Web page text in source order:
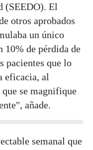
(SEEDO). El
otros aprobados
un único
10% de pérdida de
pacientes que lo
eficacia, al
se magnifique
añade.
semanal que